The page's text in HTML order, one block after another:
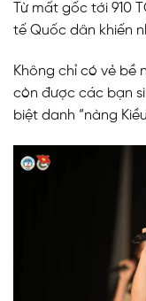
Từ mất gốc tới 910
tế Quốc dân khiến
Không chỉ có vẻ bề
còn được các bạn
biệt danh “nàng